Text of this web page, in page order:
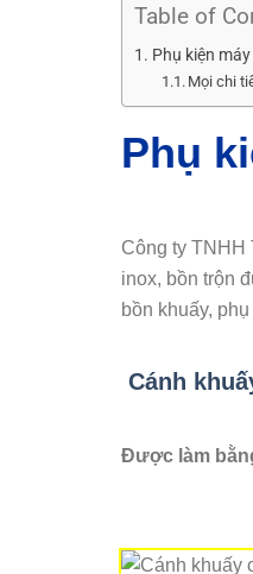
Table of
Phụ kiện
Mọi chi
Phụ
Công ty TNHH
inox, bồn trộn
bồn khuấy,
Cánh
Được làm